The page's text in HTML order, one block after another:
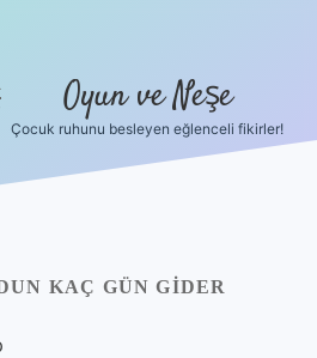
Oyun ve Neşe
Çocuk ruhunu besleyen eğlenceli fikirler!
KAÇ GÜN GIDER